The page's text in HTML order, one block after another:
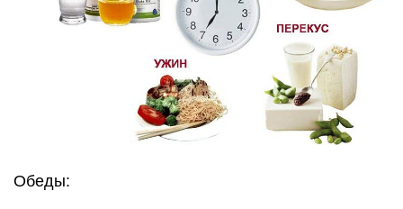
Обеды: